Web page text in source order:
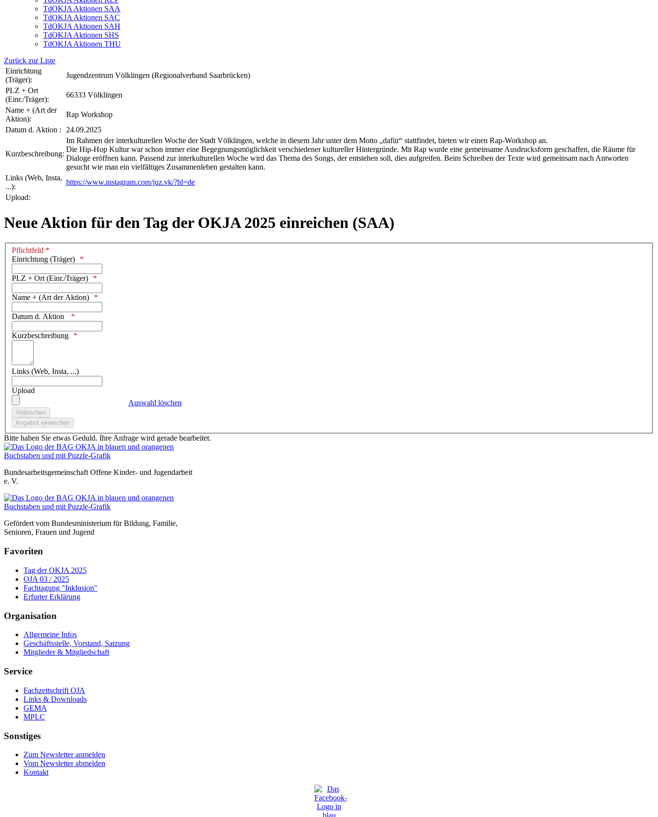
TdOKJA Aktionen SAA
TdOKJA Aktionen SAC
TdOKJA Aktionen SAH
TdOKJA Aktionen SHS
TdOKJA Aktionen THU
Zurück zur Liste
Einrichtung
(Träger):
Jugendzentrum Völklingen (Regionalverband Saarbrücken)
PLZ + Ort
(Einr./Träger):
66333 Völklingen
Name + (Art der
Aktion):
Rap Workshop
Datum d. Aktion :
24.09.2025
Kurzbeschreibung:
Im Rahmen der interkulturellen Woche der Stadt Völklingen, welche in diesem Jahr unter dem Motto „dafür“ stattfindet, bieten wir einen Rap-Workshop an.
Die Hip-Hop Kultur war schon immer eine Begegnungsmöglichkeit verschiedener kultureller Hintergründe. Mit Rap wurde eine gemeinsame Ausdrucksform geschaffen, die Räume für
Dialoge eröffnen kann. Passend zur interkulturellen Woche wird das Thema des Songs, der entstehen soll, dies aufgreifen. Beim Schreiben der Texte wird gemeinsam nach Antworten
gesucht wie man ein vielfältiges Zusammenleben gestalten kann.
Links (Web, Insta,
...):
https://www.instagram.com/juz.vk/?hl=de
Upload:
Neue Aktion für den Tag der OKJA 2025 einreichen (SAA)
Pflichtfeld *
Einrichtung (Träger)
PLZ + Ort (Einr./Träger)
Name + (Art der Aktion)
Datum d. Aktion
Kurzbeschreibung
Links (Web, Insta, ...)
Upload
Auswahl löschen
Bitte haben Sie etwas Geduld. Ihre Anfrage wird gerade bearbeitet.
Bundesarbeitsgemeinschaft Offene Kinder- und Jugendarbeit
e. V.
Gefördert vom Bundesministerium für Bildung, Familie,
Senioren, Frauen und Jugend
Favoriten
Tag der OKJA 2025
OJA 03 / 2025
Fachtagung "Inklusion"
Erfurter Erklärung
Organisation
Allgemeine Infos
Geschäftsstelle, Vorstand, Satzung
Mitglieder & Mitgliedschaft
Service
Fachzeitschrift OJA
Links & Downloads
GEMA
MPLC
Sonstiges
Zum Newsletter anmelden
Vom Newsletter abmelden
Kontakt